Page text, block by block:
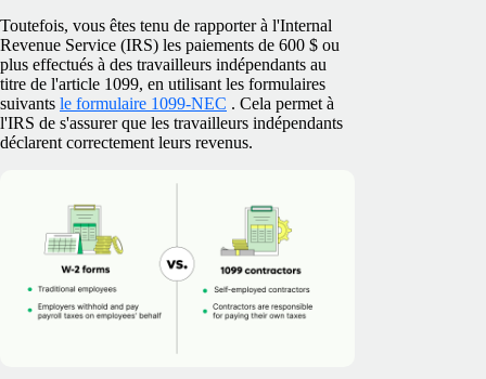
Toutefois, vous êtes tenu de rapporter à l'Internal
Revenue Service (IRS) les paiements de 600 $ ou
plus effectués à des travailleurs indépendants au
titre de l'article 1099, en utilisant les formulaires
suivants le formulaire 1099-NEC . Cela permet à
l'IRS de s'assurer que les travailleurs indépendants
déclarent correctement leurs revenus.